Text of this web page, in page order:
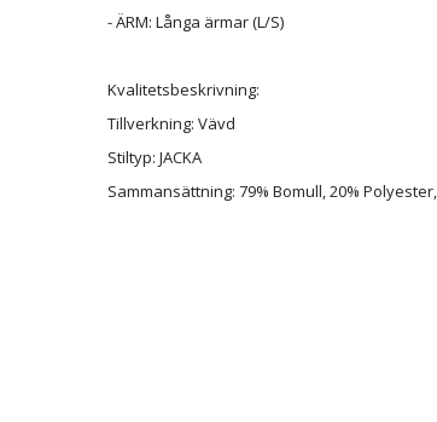
- ÄRM: Långa ärmar (L/S)
Kvalitetsbeskrivning:
Tillverkning: Vävd
Stiltyp: JACKA
Sammansättning: 79% Bomull, 20%